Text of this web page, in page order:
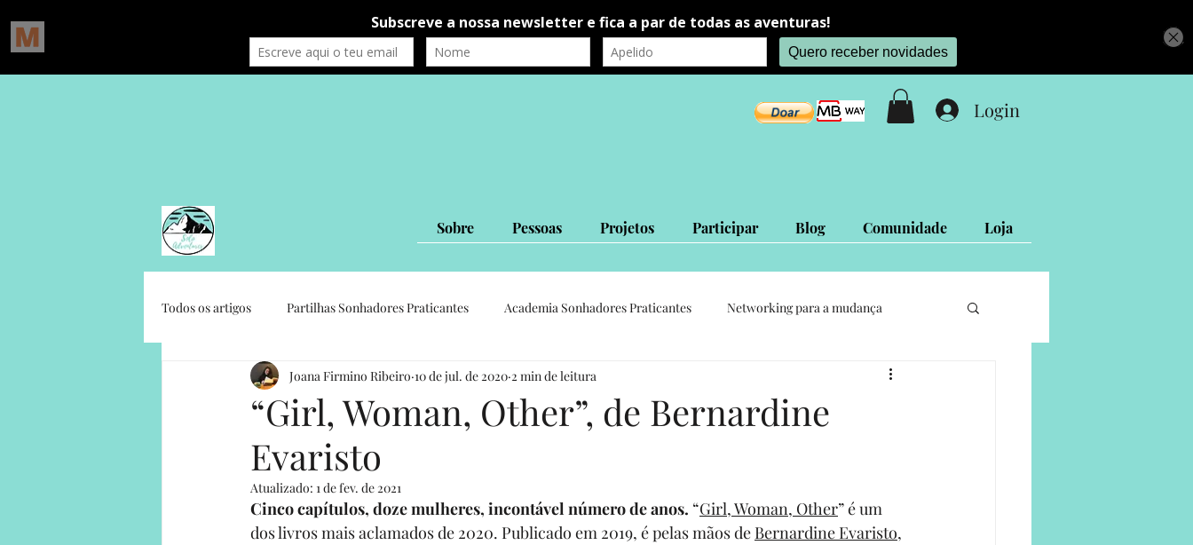
Login
Sobre Pessoas Projetos Participar Blog Comunidade Loja
Todos os artigos Partilhas Sonhadores Praticantes Academia Sonhadores Praticantes Networking para a mudança
Gratidão Social Crónicas autorrealização autoconhecimento
Human on a mission Solo Adventurers
Solo Adventures Explica Parcerias Programa Sonhadores Praticantes
“Girl, Woman, Other”, de Bernardine
Evaristo
Joana Firmino Ribeiro 10 de jul. de 2020 2 min de leitura
Atualizado: 1 de fev. de 2021
Cinco capítulos, doze mulheres, incontável número de anos. “Girl, Woman, Other” é um
dos livros mais aclamados de 2020. Publicado em 2019, é pelas mãos de Bernardine Evaristo,